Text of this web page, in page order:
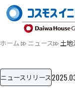
ホーム ニュース 土地
ニュースリリース